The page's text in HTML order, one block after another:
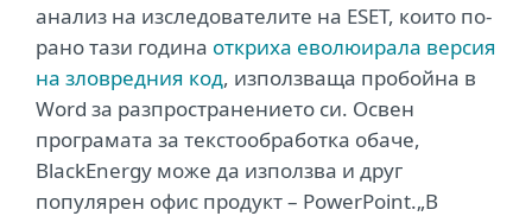
анализ на изследователите на ESET, които по-
рано тази година откриха еволюирала версия
на зловредния код, използваща пробойна в
Word за разпространението си. Освен
програмата за текстообработка обаче,
BlackEnergy може да използва и друг
популярен офис продукт – PowerPoint.„В